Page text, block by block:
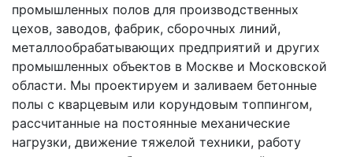
промышленных полов для производственных
цехов, заводов, фабрик, сборочных линий,
металлообрабатывающих предприятий и других
промышленных объектов в Москве и Московской
области. Мы проектируем и заливаем бетонные
полы с кварцевым или корундовым топпингом,
рассчитанные на постоянные механические
нагрузки, движение тяжелой техники, работу